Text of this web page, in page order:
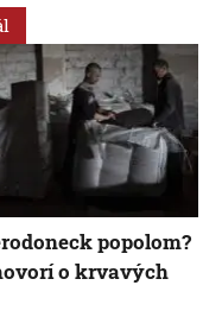
popolom?
o krvavých